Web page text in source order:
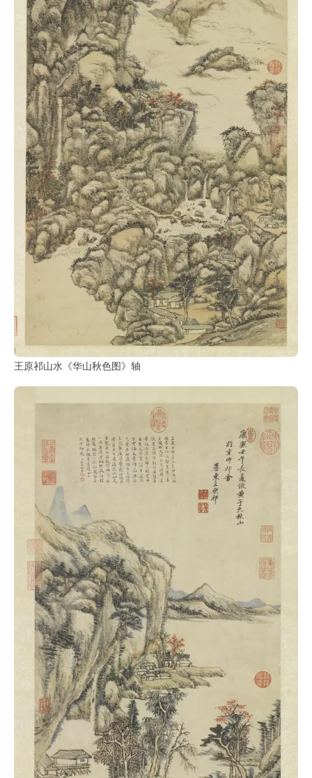
王原祁山水《华山秋色图》轴